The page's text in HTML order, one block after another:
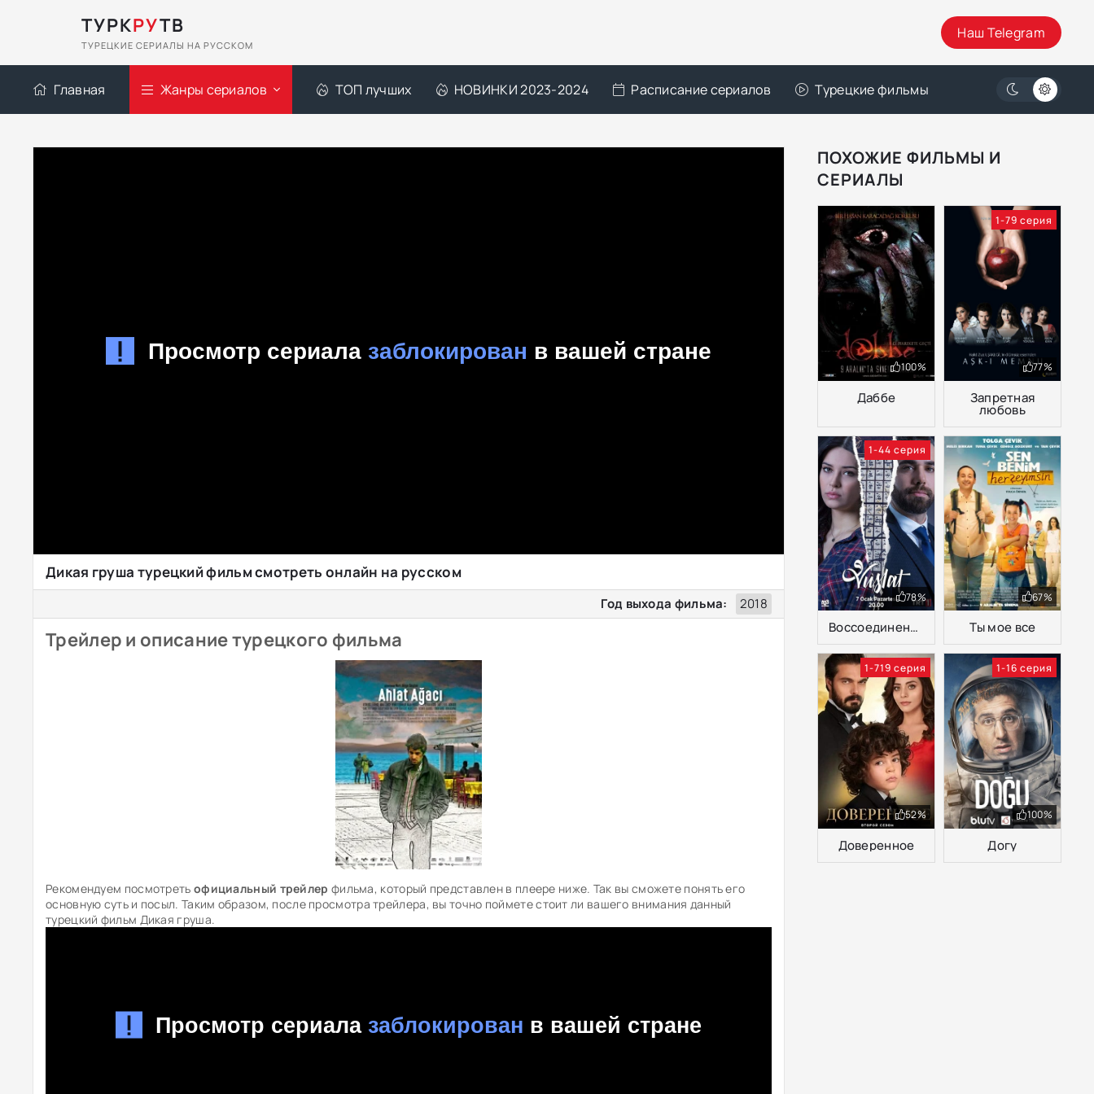
ТУРКРУТВ
ТУРЕЦКИЕ СЕРИАЛЫ НА РУССКОМ
Наш Telegram
Главная Жанры сериалов ТОП лучших НОВИНКИ 2023-2024 Расписание сериалов Турецкие фильмы
Дикая груша турецкий фильм смотреть онлайн на русском
Год выхода фильма: 2018
Трейлер и описание турецкого фильма
Рекомендуем посмотреть официальный трейлер фильма, который представлен в плеере ниже. Так вы сможете понять его
основную суть и посыл. Таким образом, после просмотра трейлера, вы точно поймете стоит ли вашего внимания данный
турецкий фильм Дикая груша.
ПОХОЖИЕ ФИЛЬМЫ И
СЕРИАЛЫ
Даббе
100%
Запретная
любовь
77%
1-79 серия
Воссоединение
78%
1-44 серия
Ты мое все
67%
Доверенное
52%
1-719 серия
Догу
100%
1-16 серия